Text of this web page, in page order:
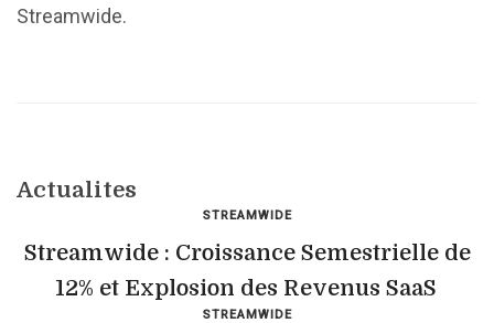
Streamwide.
Actualites
STREAMWIDE
Streamwide : Croissance Semestrielle de
12% et Explosion des Revenus SaaS
STREAMWIDE